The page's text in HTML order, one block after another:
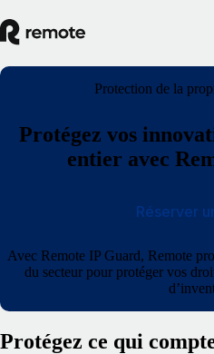
Protection de la
Protégez vos
entier avec
Avec Remote IP Guard, Remote
du secteur pour protéger vos
Réserver
Protégez ce qui